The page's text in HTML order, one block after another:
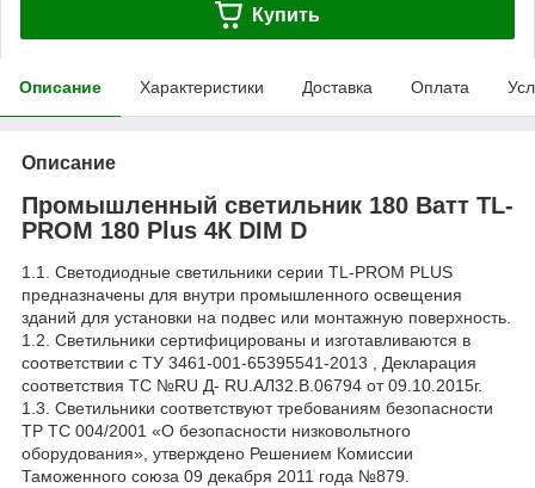
Купить
Описание Характеристики Доставка Оплата
Описание
Промышленный светильник 180 Ватт TL-
PROM 180 Plus 4К DIM D
1.1. Светодиодные светильники серии TL-PROM PLUS
предназначены для внутри промышленного освещения
зданий для установки на подвес или монтажную поверхность.
1.2. Светильники сертифицированы и изготавливаются в
соответствии с ТУ 3461-001-65395541-2013 , Декларация
соответствия ТС №RU Д- RU.АЛ32.В.06794 от 09.10.2015г.
1.3. Светильники соответствуют требованиям безопасности
ТР ТС 004/2001 «О безопасности низковольтного
оборудования», утверждено Решением Комиссии
Таможенного союза 09 декабря 2011 года №879.